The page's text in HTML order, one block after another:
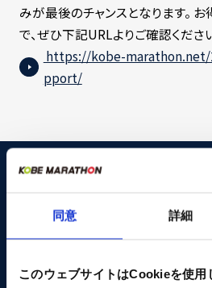
同意 詳細
このウェブサイトはCookieを使用
みが最後のチャンスとなります。
で、ぜひ下記URLよりご確認くださ
https://kobe-
pport/
インターネットからダウンロ